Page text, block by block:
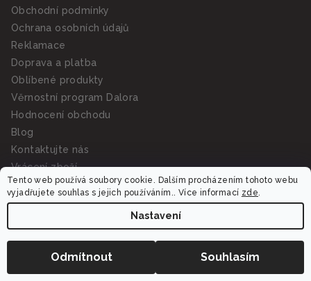
Tento web používá soubory cookie. Dalším procházením tohoto webu
vyjadřujete souhlas s jejich používáním.. Více informací zde.
Nastavení
Odmítnout Souhlasím
Obchodní podmínky
Ochrana osobních údajů
Reklamace
Doprava a platba
Oblíbené produkty
Věrnostní program Dalora
Hodnocení obchodu
Blog
Kontaktujte nás
Vrácení zboží
Trápí mě
Suchá pleť
Mastná pleť